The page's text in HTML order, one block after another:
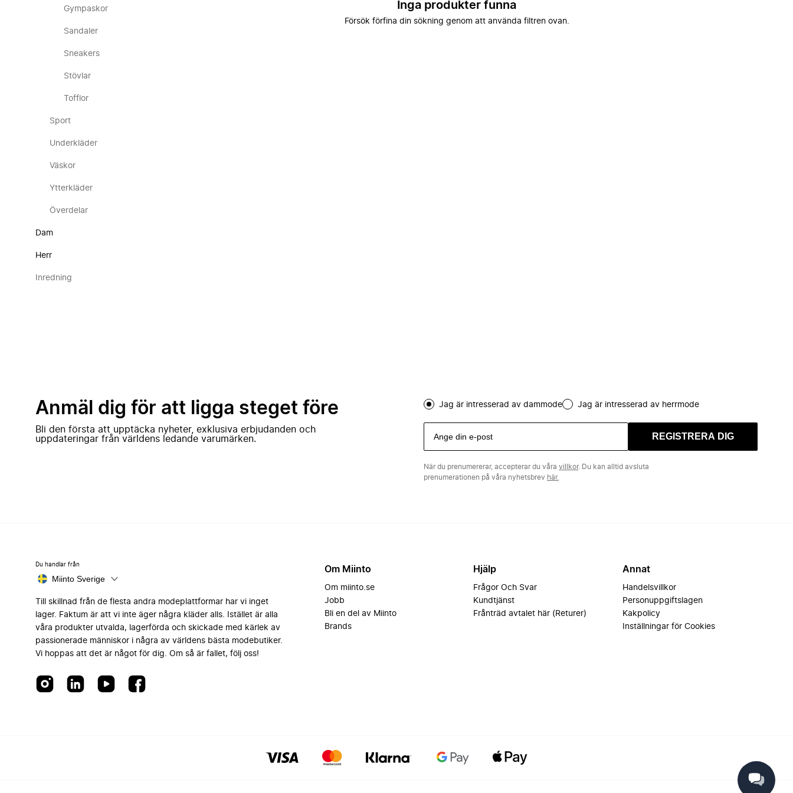
Gympaskor
Sandaler
Sneakers
Stövlar
Tofflor
Sport
Underkläder
Väskor
Ytterkläder
Överdelar
Dam
Herr
Inredning
Inga produkter funna
Försök förfina din sökning genom att använda filtren ovan.
Anmäl dig för att ligga steget före
Bli den första att upptäcka nyheter, exklusiva erbjudanden och
uppdateringar från världens ledande varumärken.
Jag är intresserad av dammode Jag är intresserad av herrmode
REGISTRERA DIG
När du prenumererar, accepterar du våra villkor. Du kan alltid avsluta
prenumerationen på våra nyhetsbrev här.
Du handlar från
Miinto Sverige
Till skillnad från de flesta andra modeplattformar har vi inget
lager. Faktum är att vi inte äger några kläder alls. Istället är alla
våra produkter utvalda, lagerförda och skickade med kärlek av
passionerade människor i några av världens bästa modebutiker.
Vi hoppas att det är något för dig. Om så är fallet, följ oss!
Om Miinto
Om miinto.se
Jobb
Bli en del av Miinto
Brands
Hjälp
Frågor Och Svar
Kundtjänst
Frånträd avtalet här (Returer)
Annat
Handelsvillkor
Personuppgiftslagen
Kakpolicy
Inställningar för Cookies